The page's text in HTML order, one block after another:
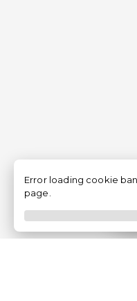
Error loading cookie
page.